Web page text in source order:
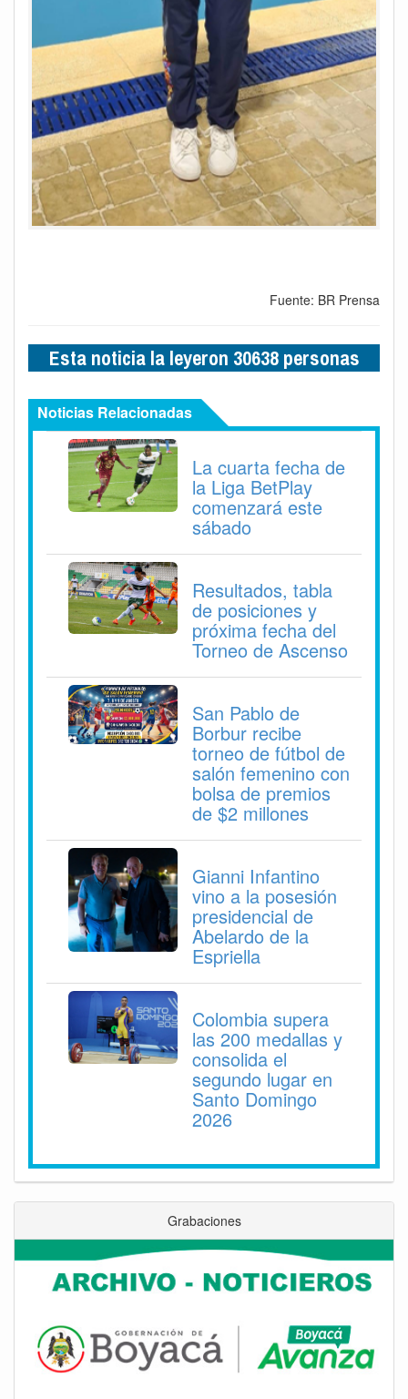
Fuente: BR Prensa
Esta noticia la leyeron 30638 personas
Noticias Relacionadas
La cuarta fecha de
la Liga BetPlay
comenzará este
sábado
Resultados, tabla
de posiciones y
próxima fecha del
Torneo de Ascenso
San Pablo de
Borbur recibe
torneo de fútbol de
salón femenino con
bolsa de premios
de $2 millones
Gianni Infantino
vino a la posesión
presidencial de
Abelardo de la
Espriella
Colombia supera
las 200 medallas y
consolida el
segundo lugar en
Santo Domingo
2026
Grabaciones